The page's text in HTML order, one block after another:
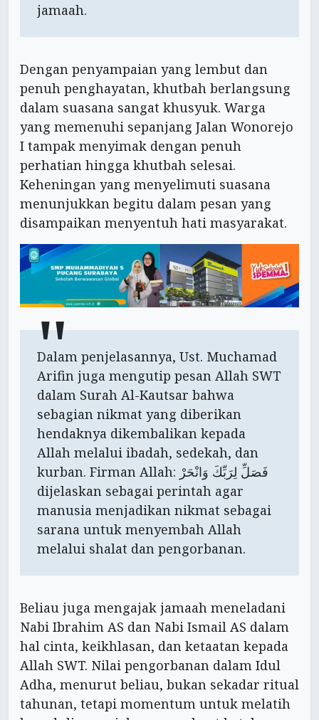
jamaah.
Dengan penyampaian yang lembut dan
penuh penghayatan, khutbah berlangsung
dalam suasana sangat khusyuk. Warga
yang memenuhi sepanjang Jalan Wonorejo
I tampak menyimak dengan penuh
perhatian hingga khutbah selesai.
Keheningan yang menyelimuti suasana
menunjukkan begitu dalam pesan yang
disampaikan menyentuh hati masyarakat.
Dalam penjelasannya, Ust. Muchamad
Arifin juga mengutip pesan Allah SWT
dalam Surah Al-Kautsar bahwa
sebagian nikmat yang diberikan
hendaknya dikembalikan kepada
Allah melalui ibadah, sedekah, dan
kurban. Firman Allah: فَصَلِّ لِرَبِّكَ وَانْحَرْ
dijelaskan sebagai perintah agar
manusia menjadikan nikmat sebagai
sarana untuk menyembah Allah
melalui shalat dan pengorbanan.
Beliau juga mengajak jamaah meneladani
Nabi Ibrahim AS dan Nabi Ismail AS dalam
hal cinta, keikhlasan, dan ketaatan kepada
Allah SWT. Nilai pengorbanan dalam Idul
Adha, menurut beliau, bukan sekadar ritual
tahunan, tetapi momentum untuk melatih